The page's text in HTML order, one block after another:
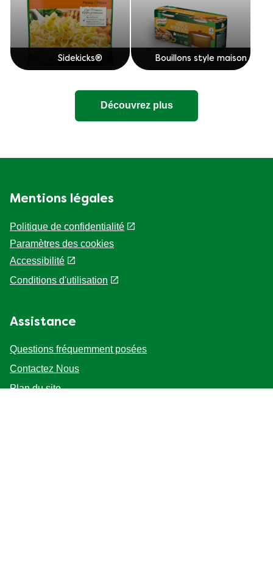
Sidekicks® Bouillons style maison
Découvrez plus
Mentions légales
Politique de confidentialité
Paramètres des cookies
Accessibilité
Conditions d'utilisation
Assistance
Questions fréquemment posées
Contactez Nous
Plan du site